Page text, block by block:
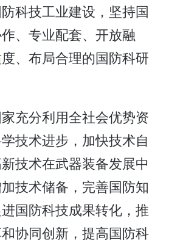
科技工业建设，坚持国
、专业配套、开放融
、布局合理的国防科研
充分利用全社会优势资
技术进步，加快技术自
技术在武器装备发展中
技术储备，完善国防知
国防科技成果转化，推
协同创新，提高国防科